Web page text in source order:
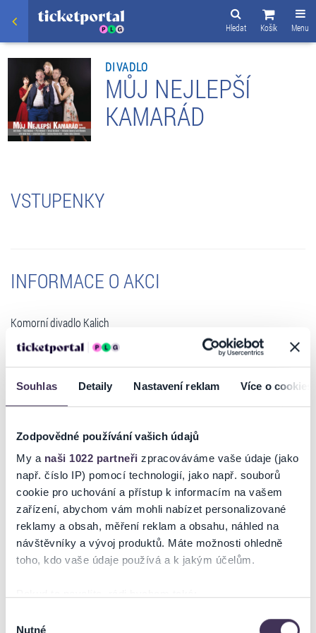
Souhlas Detaily Nastavení reklam Více o cookies
Zodpovědné používání vašich údajů
My a naši 1022 partneři zpracováváme vaše údaje (jako
např. číslo IP) pomocí technologií, jako např. souborů
cookie pro uchování a přístup k informacím na vašem
zařízení, abychom vám mohli nabízet personalizované
reklamy a obsah, měření reklam a obsahu, náhled na
návštěvníky a vývoj produktů. Máte možnosti ohledně
toho, kdo vaše údaje používá a k jakým účelům.
které mohou být přesné na několik metrů
Nutné
Menu
Košík
Hledat
DIVADLO
MŮJ NEJLEPŠÍ
KAMARÁD
VSTUPENKY
INFORMACE O AKCI
Komorní divadlo Kalich
Eric Assous
Režie: Jakub Nvota
Situační komedie. Bernard žije spokojeně v manželství s Nelly. Má
dobrou práci, dospívajícího syna, o kterém se domnívá, že je geniální.
tchánovy firmy. Bernard má nejlepšího kamaráda Philippa. A Philippe
je dobrák od kosti. Takže když Bernardovi začne milenka přerůstat
přes hlavu, Philippovi nezbývá než podat nejlepšímu kamarádovi v
nouzi pomocnou ruku...
Hrají: Aleš Háma, Petr Motloch, Nela Boudová, Tereza Kostková,
Michaela Dittrichová/Lucie Okonová
Cena vstupenky: 360,- 440,- 500,- Kč
Pořad je zařazen do programu SENIOR PAS DK.
Veškeré slevy budou poskytnuty pouze v pokladně Krušnohorského
Číst více